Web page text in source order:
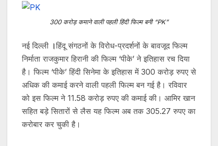
300 करोड़ कमाने वाली पहली हिंदी फिल्म बनी “PK”
नई दिल्ली ।हिंदू संगठनों के विरोध-प्रदर्शनों के बावजूद फिल्म
निर्माता राजकुमार हिरानी की फिल्म ‘पीके’ ने इतिहास रच दिया
है। फिल्म ‘पीके’ हिंदी सिनेमा के इतिहास में 300 करोड़ रुपए से
अधिक की कमाई करने वाली पहली फिल्म बन गई है। रविवार
को इस फिल्म ने 11.58 करोड़ रुपए की कमाई की। आमिर खान
सहित बड़े सितारों से लैस यह फिल्म अब तक 305.27 रुपए का
करोबार कर चुकी है।